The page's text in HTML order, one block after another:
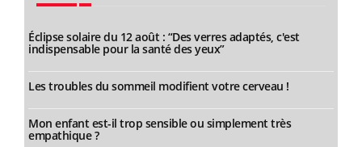
Éclipse solaire du 12 août : “Des verres adaptés, c'est
indispensable pour la santé des yeux”
Les troubles du sommeil modifient votre cerveau !
Mon enfant est-il trop sensible ou simplement très
empathique ?